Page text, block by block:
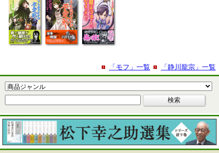
「静川龍宗」一覧
「モフ」一覧